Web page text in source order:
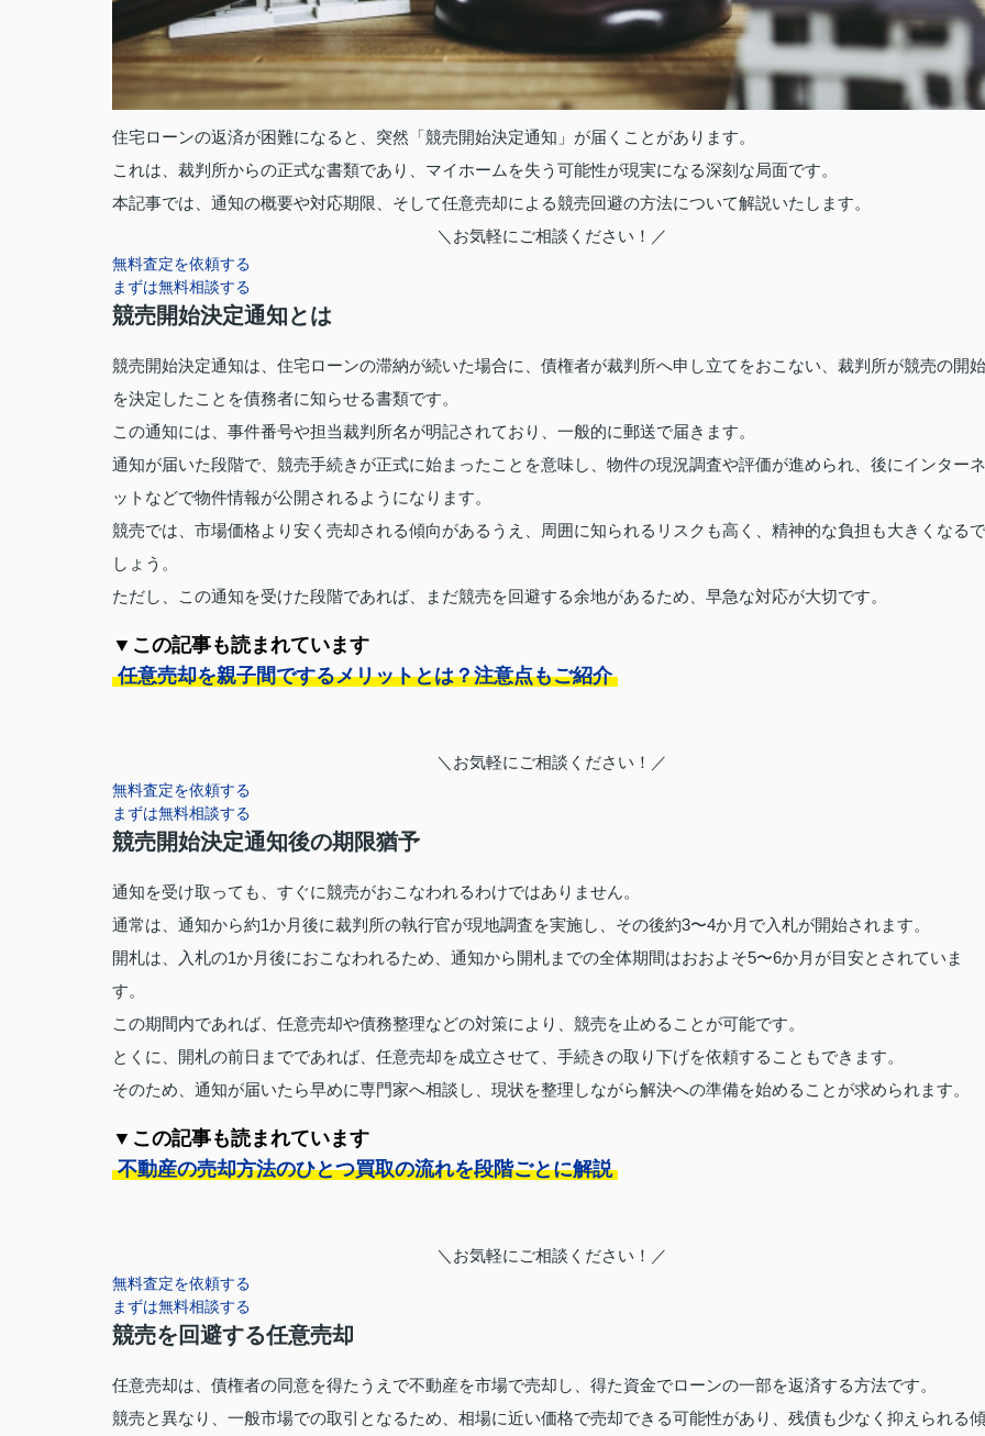
住宅ローンの返済が困難になると、突然「競売開始決定通知」が届くことがあります。
これは、裁判所からの正式な書類であり、マイホームを失う可能性が現実になる深刻な局面です。
本記事では、通知の概要や対応期限、そして任意売却による競売回避の方法について解説いたします。
＼お気軽にご相談ください！／
無料査定を依頼する
まずは無料相談する
競売開始決定通知とは
競売開始決定通知は、住宅ローンの滞納が続いた場合に、債権者が裁判所へ申し立てをおこない、裁判所が競売の開始
を決定したことを債務者に知らせる書類です。
この通知には、事件番号や担当裁判所名が明記されており、一般的に郵送で届きます。
通知が届いた段階で、競売手続きが正式に始まったことを意味し、物件の現況調査や評価が進められ、後にインターネ
ットなどで物件情報が公開されるようになります。
競売では、市場価格より安く売却される傾向があるうえ、周囲に知られるリスクも高く、精神的な負担も大きくなるで
しょう。
ただし、この通知を受けた段階であれば、まだ競売を回避する余地があるため、早急な対応が大切です。
▼この記事も読まれています
任意売却を親子間でするメリットとは？注意点もご紹介
＼お気軽にご相談ください！／
無料査定を依頼する
まずは無料相談する
競売開始決定通知後の期限猶予
通知を受け取っても、すぐに競売がおこなわれるわけではありません。
通常は、通知から約1か月後に裁判所の執行官が現地調査を実施し、その後約3〜4か月で入札が開始されます。
開札は、入札の1か月後におこなわれるため、通知から開札までの全体期間はおおよそ5〜6か月が目安とされていま
す。
この期間内であれば、任意売却や債務整理などの対策により、競売を止めることが可能です。
とくに、開札の前日までであれば、任意売却を成立させて、手続きの取り下げを依頼することもできます。
そのため、通知が届いたら早めに専門家へ相談し、現状を整理しながら解決への準備を始めることが求められます。
▼この記事も読まれています
不動産の売却方法のひとつ買取の流れを段階ごとに解説
＼お気軽にご相談ください！／
無料査定を依頼する
まずは無料相談する
競売を回避する任意売却
任意売却は、債権者の同意を得たうえで不動産を市場で売却し、得た資金でローンの一部を返済する方法です。
競売と異なり、一般市場での取引となるため、相場に近い価格で売却できる可能性があり、残債も少なく抑えられる傾